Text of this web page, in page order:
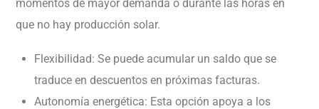
momentos de mayor demanda o durante las horas en
que no hay producción solar.
Flexibilidad: Se puede acumular un saldo que se
traduce en descuentos en próximas facturas.
Autonomía energética: Esta opción apoya a los